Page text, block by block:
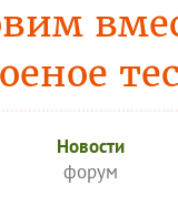
Новости
форум